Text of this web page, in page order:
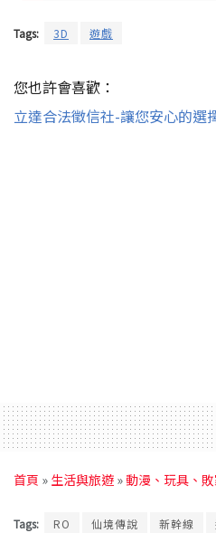
Tags: 3D 遊戲
您也許會喜歡：
立達合法徵信社-讓您安心的選
首頁 » 生活與旅遊 » 動漫、玩具、
Tags: RO 仙境傳說 新幹線